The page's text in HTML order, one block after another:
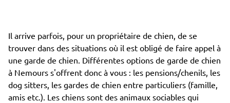
Il arrive parfois, pour un propriétaire de chien, de se
trouver dans des situations où il est obligé de faire appel à
une garde de chien. Différentes options de garde de chien
à Nemours s'offrent donc à vous : les pensions/chenils, les
dog sitters, les gardes de chien entre particuliers (famille,
amis etc.). Les chiens sont des animaux sociables qui